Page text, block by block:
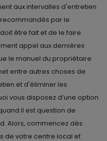
aux intervalles d'entretien
par le
être fait et de le faire
appel aux dernières
le manuel du propriétaire
entre autres choses de
et d'éliminer les
vous disposez d’une option
il est question de
Alors, commencez dès
de votre centre local et